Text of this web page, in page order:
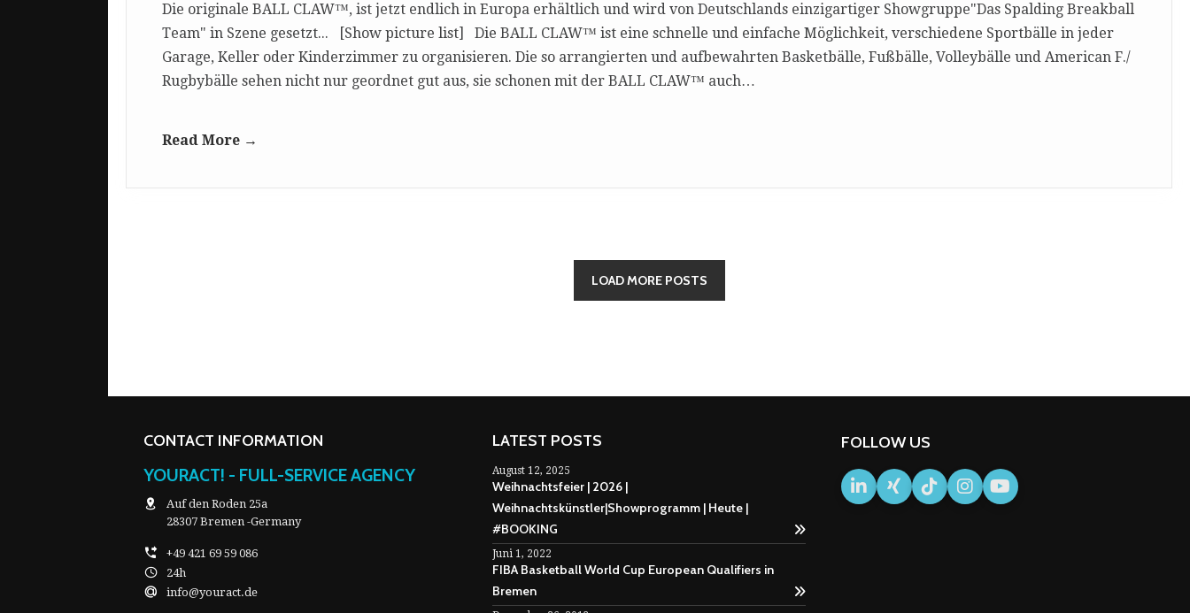
Die originale BALL CLAW™, ist jetzt endlich in Europa erhältlich und wird von Deutschlands einzigartiger Showgruppe"Das Spalding Breakball
Team" in Szene gesetzt... [Show picture list] Die BALL CLAW™ ist eine schnelle und einfache Möglichkeit, verschiedene Sportbälle in jeder
Garage, Keller oder Kinderzimmer zu organisieren. Die so arrangierten und aufbewahrten Basketbälle, Fußbälle, Volleybälle und American F./
Rugbybälle sehen nicht nur geordnet gut aus, sie schonen mit der BALL CLAW™ auch…
Read More →
LOAD MORE POSTS
CONTACT INFORMATION
YOURACT! - FULL-SERVICE AGENCY
Auf den Roden 25a
28307 Bremen -Germany
+49 421 69 59 086
24h
info@youract.de
LATEST POSTS
August 12, 2025
Weihnachtsfeier | 2026 |
Weihnachtskünstler|Showprogramm | Heute |
#BOOKING
Juni 1, 2022
FIBA Basketball World Cup European Qualifiers in
Bremen
FOLLOW US